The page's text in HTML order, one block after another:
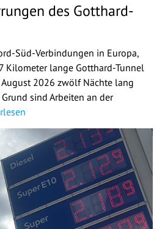
des Gotthard-
Süd-Verbindungen in Europa,
Kilometer lange Gotthard-Tunnel
2026 zwölf Nächte lang
sind Arbeiten an der